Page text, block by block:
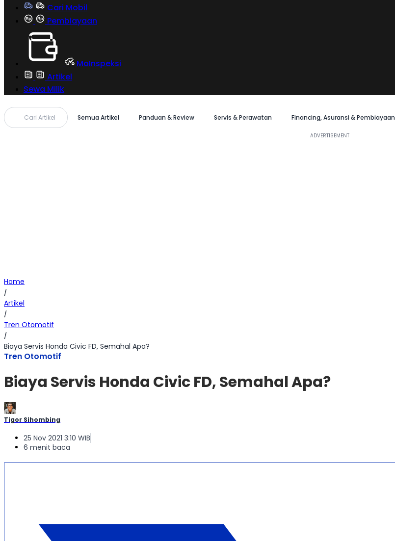
Cari Mobil
Pembiayaan
MoInspeksi
Artikel
Sewa Milik
Cari Artikel Semua Artikel Panduan & Review Servis & Perawatan Financing, Asuransi & Pembiayaan
Home
/
Artikel
/
Tren Otomotif
/
Biaya Servis Honda Civic FD, Semahal Apa?
Tren Otomotif
Biaya Servis Honda Civic FD, Semahal Apa?
Tigor Sihombing
25 Nov 2021 3:10 WIB
6 menit baca